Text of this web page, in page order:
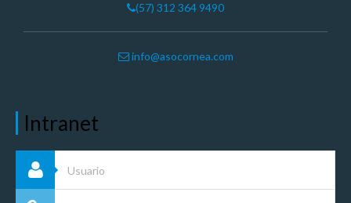
(57) 312 364 9490
info@asocornea.com
Intranet